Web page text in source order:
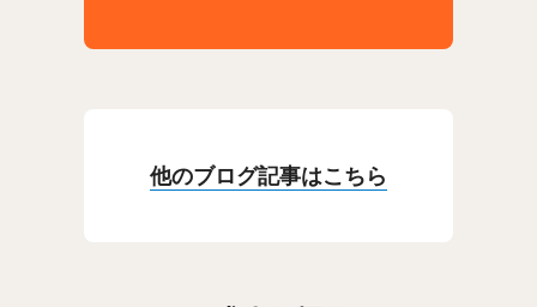
他のブログ記事はこちら